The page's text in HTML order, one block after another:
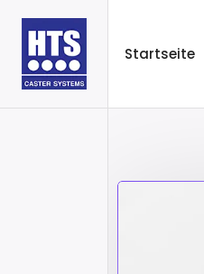
Startseite